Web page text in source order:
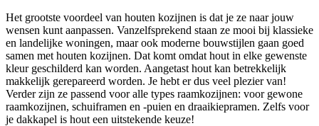
Het grootste voordeel van houten kozijnen is dat je ze naar jouw
wensen kunt aanpassen. Vanzelfsprekend staan ze mooi bij klassieke
en landelijke woningen, maar ook moderne bouwstijlen gaan goed
samen met houten kozijnen. Dat komt omdat hout in elke gewenste
kleur geschilderd kan worden. Aangetast hout kan betrekkelijk
makkelijk gerepareerd worden. Je hebt er dus veel plezier van!
Verder zijn ze passend voor alle types raamkozijnen: voor gewone
raamkozijnen, schuiframen en -puien en draaikiepramen. Zelfs voor
je dakkapel is hout een uitstekende keuze!